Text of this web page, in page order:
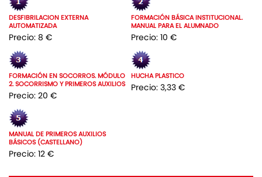
DESFIBRILACION EXTERNA
AUTOMATIZADA
Precio: 8 €
FORMACIÓN BÁSICA INSTITUCIONAL.
MANUAL PARA EL ALUMNADO
Precio: 10 €
FORMACIÓN EN SOCORROS. MÓDULO
2. SOCORRISMO Y PRIMEROS AUXILIOS
Precio: 20 €
HUCHA PLASTICO
Precio: 3,33 €
MANUAL DE PRIMEROS AUXILIOS
BÁSICOS (CASTELLANO)
Precio: 12 €